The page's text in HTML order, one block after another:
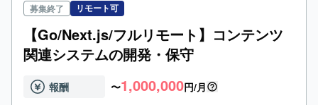
募集終了 リモート可
【Go/Next.js/フルリモート】コンテンツ
関連システムの開発・保守
報酬 〜1,000,000円/月